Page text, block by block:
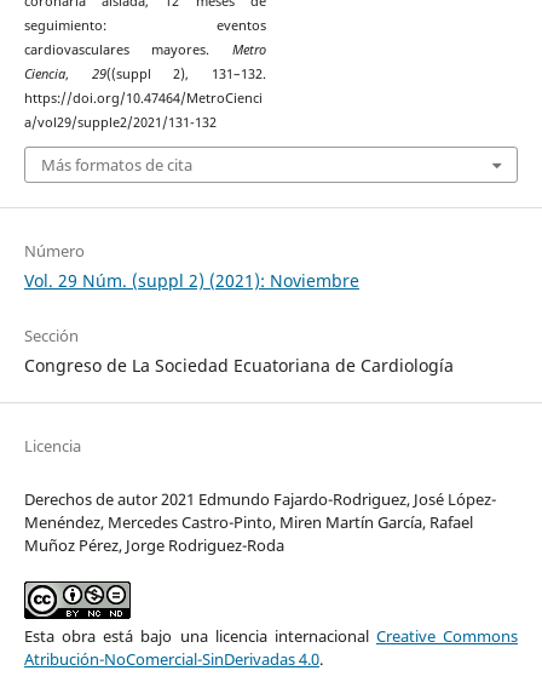
seguimiento: eventos
cardiovasculares mayores. Metro
Ciencia, 29((suppl 2), 131–132.
https://doi.org/10.47464/MetroCienci
a/vol29/supple2/2021/131-132
Más formatos de cita
Número
Vol. 29 Núm. (suppl 2) (2021): Noviembre
Sección
Congreso de La Sociedad Ecuatoriana de Cardiología
Licencia
Derechos de autor 2021 Edmundo Fajardo-Rodriguez, José López-
Menéndez, Mercedes Castro-Pinto, Miren Martín García, Rafael
Muñoz Pérez, Jorge Rodriguez-Roda
Esta obra está bajo una licencia internacional Creative Commons
Atribución-NoComercial-SinDerivadas 4.0.